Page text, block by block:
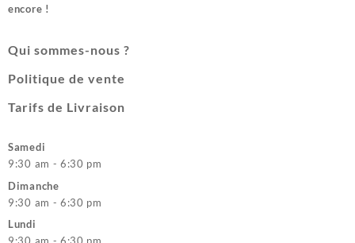
encore !
Qui sommes-nous ?
Politique de vente
Tarifs de Livraison
Samedi
9:30 am - 6:30 pm
Dimanche
9:30 am - 6:30 pm
Lundi